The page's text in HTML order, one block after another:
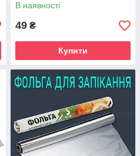
В наявності
49 ₴
Купити